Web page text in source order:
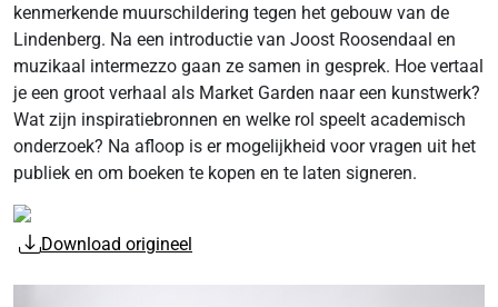
kenmerkende muurschildering tegen het gebouw van de
Lindenberg. Na een introductie van Joost Roosendaal en
muzikaal intermezzo gaan ze samen in gesprek. Hoe vertaal
je een groot verhaal als Market Garden naar een kunstwerk?
Wat zijn inspiratiebronnen en welke rol speelt academisch
onderzoek? Na afloop is er mogelijkheid voor vragen uit het
publiek en om boeken te kopen en te laten signeren.
Download origineel